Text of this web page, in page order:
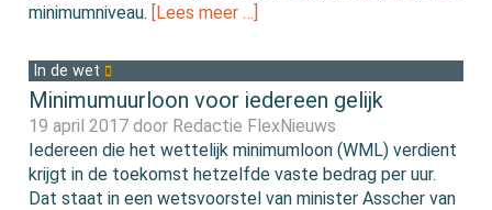
minimumniveau. [Lees meer …]
In de wet
Minimumuurloon voor iedereen gelijk
19 april 2017 door Redactie FlexNieuws
Iedereen die het wettelijk minimumloon (WML) verdient
krijgt in de toekomst hetzelfde vaste bedrag per uur.
Dat staat in een wetsvoorstel van minister Asscher van